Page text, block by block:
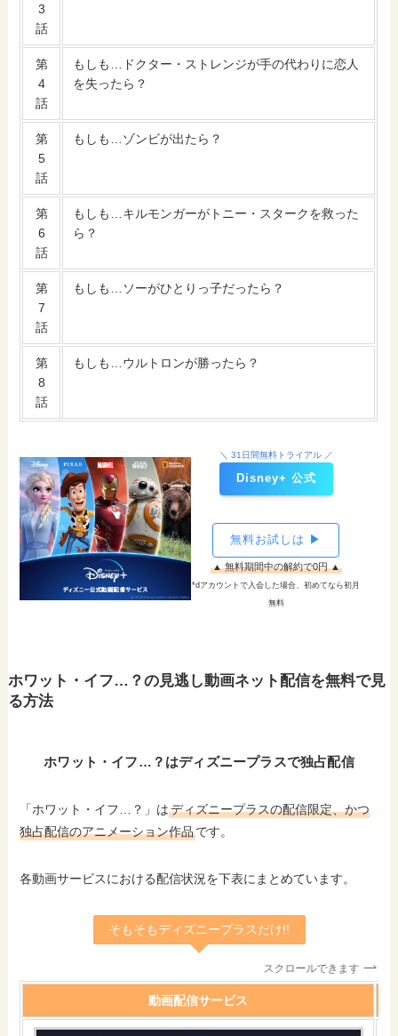
3
話
第
4
話
もしも…ドクター・ストレンジが手の代わりに恋人
を失ったら？
第
5
話
もしも…ゾンビが出たら？
第
6
話
もしも…キルモンガーがトニー・スタークを救った
ら？
第
7
話
もしも…ソーがひとりっ子だったら？
第
8
話
もしも…ウルトロンが勝ったら？
＼ 31日間無料トライアル ／
Disney+ 公式
無料お試しは ▶
▲ 無料期間中の解約で0円 ▲
*dアカウントで入会した場合、初めてなら初月
無料
ホワット・イフ…？の見逃し動画ネット配信を無料で見
る方法
ホワット・イフ…？はディズニープラスで独占配信
「ホワット・イフ…？」はディズニープラスの配信限定、かつ
独占配信のアニメーション作品です。
各動画サービスにおける配信状況を下表にまとめています。
そもそもディズニープラスだけ!!
スクロールできます
動画配信サービス